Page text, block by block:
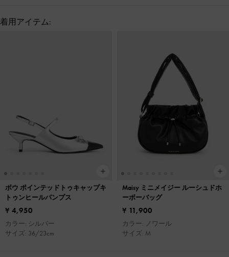
着用アイテム:
ボウ ポインテッドトゥキャップキ
トゥンヒールパンプス
¥ 4,950
カラー: シルバー
サイズ: 36/23cm
Maisy ミニメイジー ルーシュドホ
ーボーバッグ
¥ 11,900
カラー: ノワール
サイズ: M